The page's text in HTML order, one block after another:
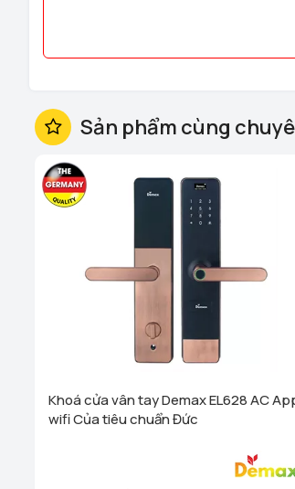
Sản phẩm cùng
Khoá cửa vân tay Demax EL628 AC
wifi Của tiêu chuẩn Đức